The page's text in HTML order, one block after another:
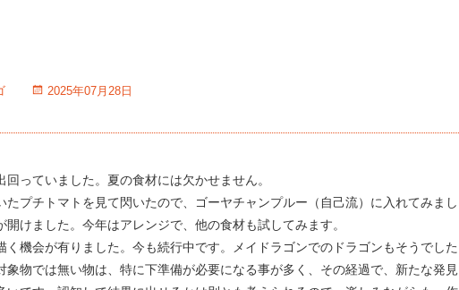
2025年07月28日
っていました。夏の食材には欠かせません。
たプチトマトを見て閃いたので、ゴーヤチャンプルー（自己流）に入れてみまし
開けました。今年はアレンジで、他の食材も試してみます。
く機会が有りました。今も続行中です。メイドラゴンでのドラゴンもそうでした
象物では無い物は、特に下準備が必要になる事が多く、その経過で、新たな発見